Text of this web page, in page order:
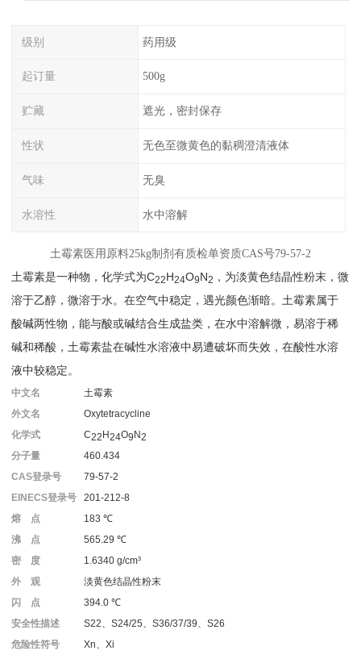
级别 药用级
起订量 500g
贮藏 遮光，密封保存
性状 无色至微黄色的黏稠澄清液体
气味 无臭
水溶性 水中溶解
土霉素医用原料25kg制剂有质检单资质CAS号79-57-2
土霉素是一种物，化学式为C22H24O9N2 ，为淡黄色结晶性粉末，微
溶于乙醇，微溶于水。在空气中稳定，遇光颜色渐暗。土霉素属于
酸碱两性物，能与酸或碱结合生成盐类，在水中溶解微，易溶于稀
碱和稀酸，土霉素盐在碱性水溶液中易遭破坏而失效，在酸性水溶
液中较稳定。
中文名
土霉素
外文名
Oxytetracycline
化学式
C22 H24O9 N2
分子量
460.434
CAS登录号
79-57-2
EINECS登录号
201-212-8
熔 点
183 ℃
沸 点
565.29 ℃
密 度
1.6340 g/cm³
外 观
淡黄色结晶性粉末
闪 点
394.0 ℃
安全性描述
S22、S24/25、S36/37/39、S26
危险性符号
Xn、Xi